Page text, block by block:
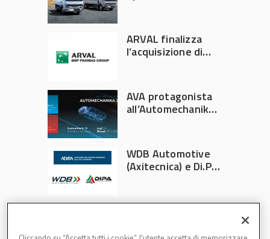
ARVAL finalizza
l’acquisizione di
AVA protagonista
all’Automechanika
WDB Automotive
(Axitecnica) e Di.Pa.